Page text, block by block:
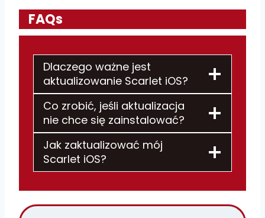
FAQs
Dlaczego ważne jest
aktualizowanie Scarlet iOS?
Co zrobić, jeśli aktualizacja
nie chce się zainstalować?
Jak zaktualizować mój
Scarlet iOS?